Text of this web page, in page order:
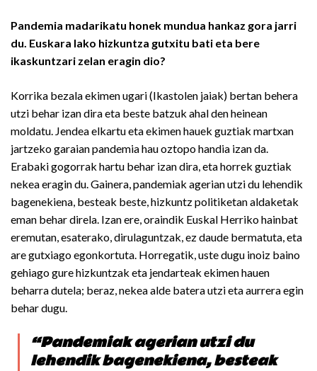
Pandemia madarikatu honek mundua hankaz gora jarri
du. Euskara lako hizkuntza gutxitu bati eta bere
ikaskuntzari zelan eragin dio?
Korrika bezala ekimen ugari (Ikastolen jaiak) bertan behera
utzi behar izan dira eta beste batzuk ahal den heinean
moldatu. Jendea elkartu eta ekimen hauek guztiak martxan
jartzeko garaian pandemia hau oztopo handia izan da.
Erabaki gogorrak hartu behar izan dira, eta horrek guztiak
nekea eragin du. Gainera, pandemiak agerian utzi du lehendik
bagenekiena, besteak beste, hizkuntz politiketan aldaketak
eman behar direla. Izan ere, oraindik Euskal Herriko hainbat
eremutan, esaterako, dirulaguntzak, ez daude bermatuta, eta
are gutxiago egonkortuta. Horregatik, uste dugu inoiz baino
gehiago gure hizkuntzak eta jendarteak ekimen hauen
beharra dutela; beraz, nekea alde batera utzi eta aurrera egin
behar dugu.
“Pandemiak agerian utzi du
lehendik bagenekiena, besteak